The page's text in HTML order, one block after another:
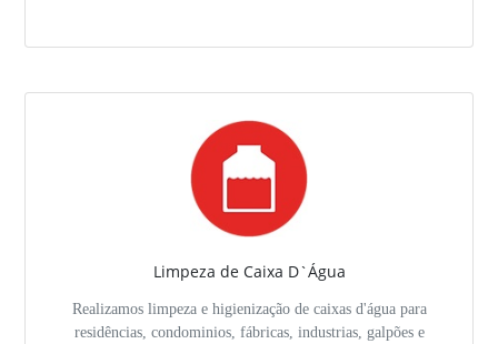
Limpeza de Caixa D`Água
Realizamos limpeza e higienização de caixas d'água para
residências, condominios, fábricas, industrias, galpões e